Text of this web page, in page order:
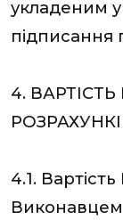
укладеним
підписання
4.
4.1.